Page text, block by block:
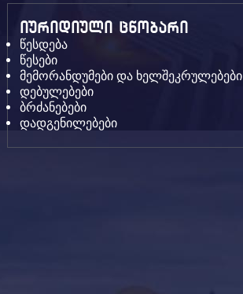
იურიდიული ცნობარი
წესდება
წესები
მემორანდუმები და ხელშეკრულებები
დებულებები
ბრძანებები
დადგენილებები